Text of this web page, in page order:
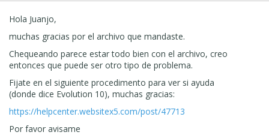
Hola Juanjo,
muchas gracias por el archivo que mandaste.
Chequeando parece estar todo bien con el archivo, creo
entonces que puede ser otro tipo de problema.
Fijate en el siguiente procedimento para ver si ayuda
(donde dice Evolution 10), muchas gracias:
https://helpcenter.websitex5.com/post/47713
Por favor avisame